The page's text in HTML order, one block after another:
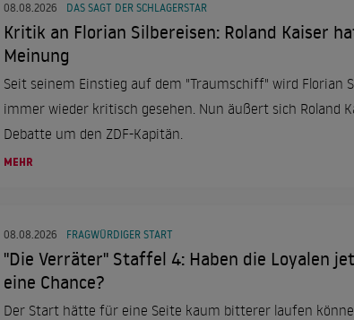
08.08.2026 DAS SAGT DER SCHLAGERSTAR
Kritik an Florian Silbereisen: Roland Kaiser
Meinung
Seit seinem Einstieg auf dem "Traumschiff" wird Florian
immer wieder kritisch gesehen. Nun äußert sich Roland
Debatte um den ZDF-Kapitän.
MEHR
08.08.2026 FRAGWÜRDIGER START
"Die Verräter" Staffel 4: Haben die Loyalen
eine Chance?
Der Start hätte für eine Seite kaum bitterer laufen